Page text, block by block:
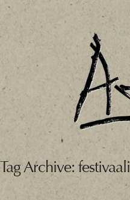
Tag Archive: festivaali